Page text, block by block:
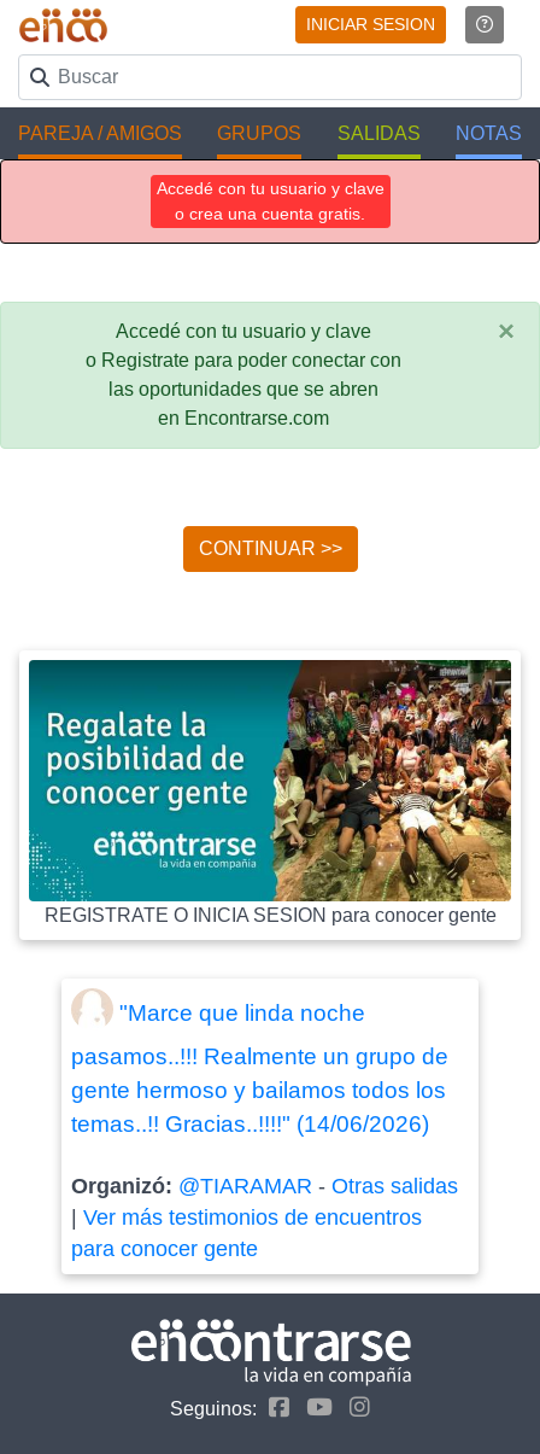
INICIAR SESION
PAREJA / AMIGOS GRUPOS SALIDAS NOTAS
Accedé con tu usuario y clave
o crea una cuenta gratis.
Accedé con tu usuario y clave
o Registrate para poder conectar con
las oportunidades que se abren
en Encontrarse.com
×
CONTINUAR >>
REGISTRATE O INICIA SESION para conocer gente
"Marce que linda noche
pasamos..!!! Realmente un grupo de
gente hermoso y bailamos todos los
temas..!! Gracias..!!!!" (14/06/2026)
Organizó: @TIARAMAR - Otras salidas
Ver más testimonios de encuentros
para conocer gente
Seguinos: